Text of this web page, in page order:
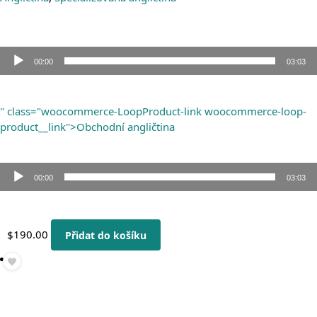
00:00 03:03
" class="woocommerce-LoopProduct-link woocommerce-loop-
product__link">Obchodní angličtina
00:00 03:03
$190.00 Přidat do košíku